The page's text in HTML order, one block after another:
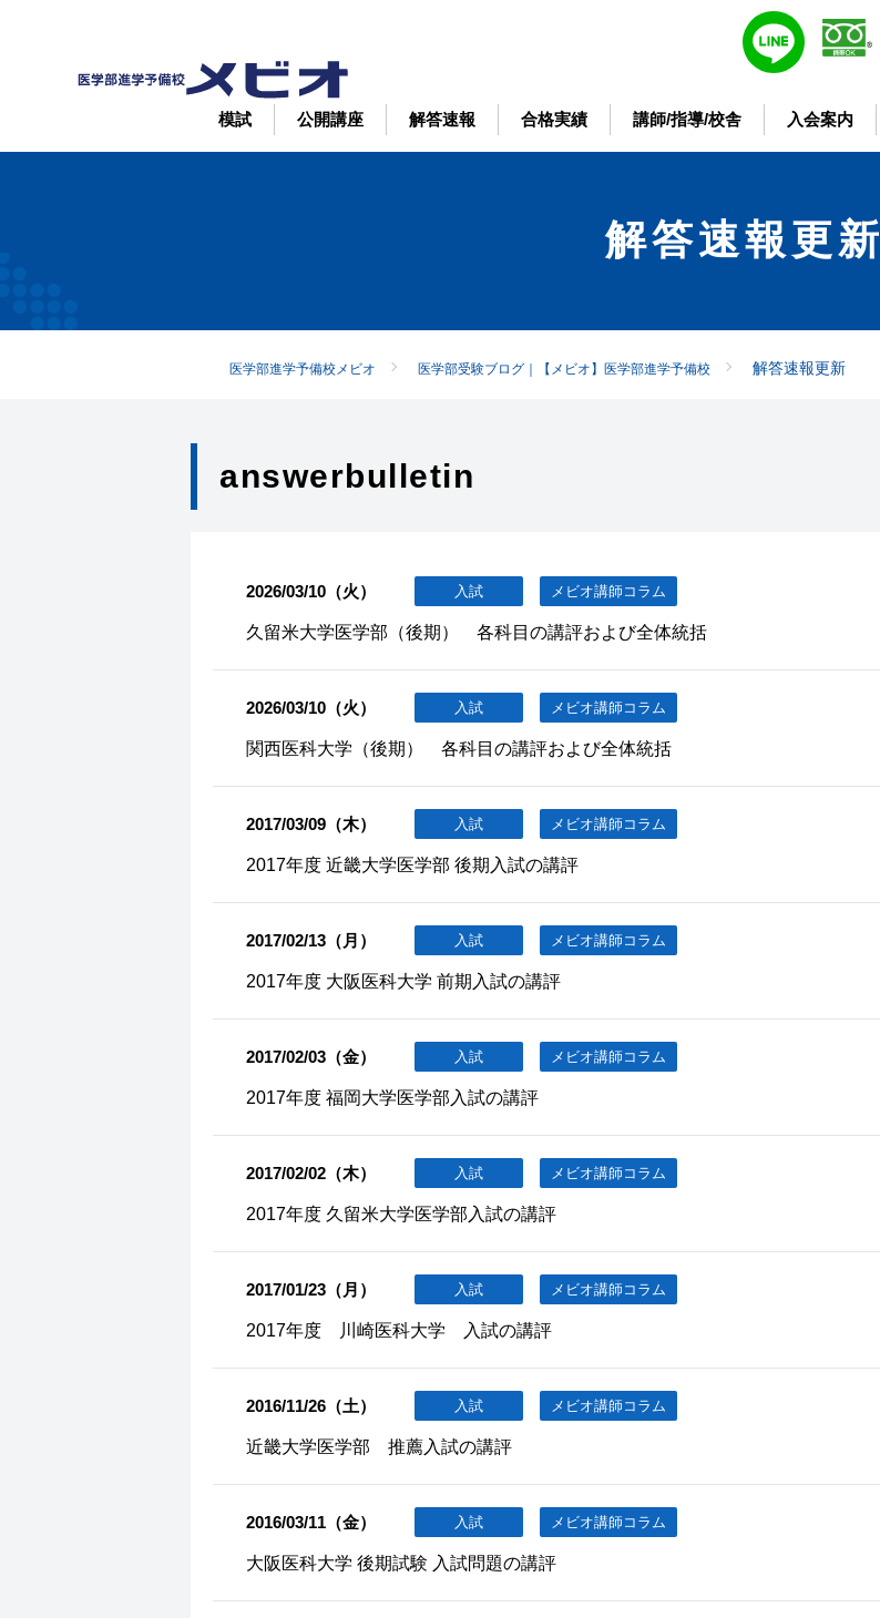
模試 公開講座 解答速報 合格実績 講師/指導/校舎 入会案内
解答速報更新
医学部進学予備校メビオ 医学部受験ブログ｜【メビオ】医学部進学予備校 解答速報更新
answerbulletin
2026/03/10（火） 入試 メビオ講師コラム
久留米大学医学部（後期） 各科目の講評および全体統括
2026/03/10（火） 入試 メビオ講師コラム
関西医科大学（後期） 各科目の講評および全体統括
2017/03/09（木） 入試 メビオ講師コラム
2017年度 近畿大学医学部 後期入試の講評
2017/02/13（月） 入試 メビオ講師コラム
2017年度 大阪医科大学 前期入試の講評
2017/02/03（金） 入試 メビオ講師コラム
2017年度 福岡大学医学部入試の講評
2017/02/02（木） 入試 メビオ講師コラム
2017年度 久留米大学医学部入試の講評
2017/01/23（月） 入試 メビオ講師コラム
2017年度 川崎医科大学 入試の講評
2016/11/26（土） 入試 メビオ講師コラム
近畿大学医学部 推薦入試の講評
2016/03/11（金） 入試 メビオ講師コラム
大阪医科大学 後期試験 入試問題の講評